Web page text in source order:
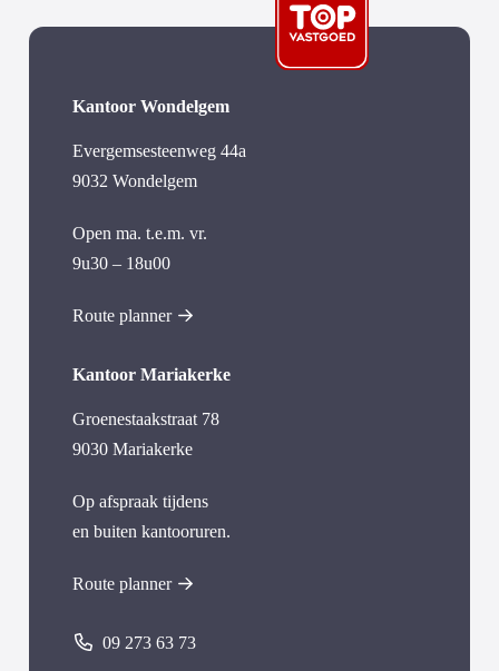
Kantoor Wondelgem
Evergemsesteenweg 44a
9032 Wondelgem
Open ma. t.e.m. vr.
9u30 – 18u00
Route planner
Kantoor Mariakerke
Groenestaakstraat 78
9030 Mariakerke
Op afspraak tijdens
en buiten kantooruren.
Route planner
09 273 63 73